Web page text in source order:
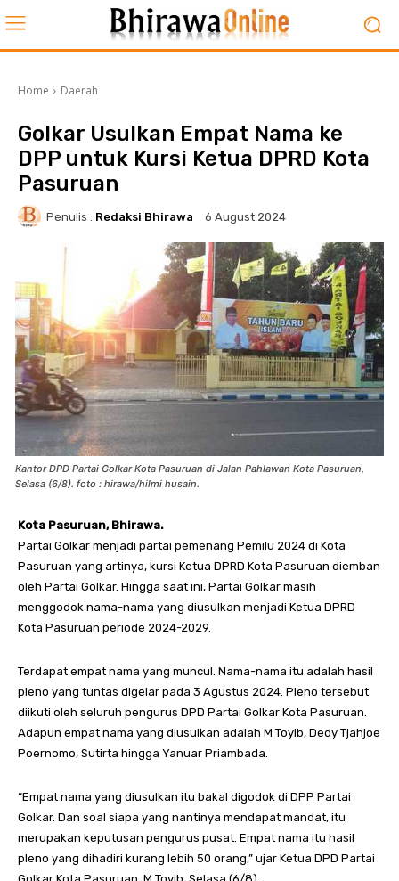
Home Daerah
Golkar Usulkan Empat Nama ke
DPP untuk Kursi Ketua DPRD Kota
Pasuruan
Penulis : Redaksi Bhirawa 6 August 2024
Kantor DPD Partai Golkar Kota Pasuruan di Jalan Pahlawan Kota Pasuruan,
Selasa (6/8). foto : hirawa/hilmi husain.
Kota Pasuruan, Bhirawa.
Partai Golkar menjadi partai pemenang Pemilu 2024 di Kota
Pasuruan yang artinya, kursi Ketua DPRD Kota Pasuruan diemban
oleh Partai Golkar. Hingga saat ini, Partai Golkar masih
menggodok nama-nama yang diusulkan menjadi Ketua DPRD
Kota Pasuruan periode 2024-2029.
Terdapat empat nama yang muncul. Nama-nama itu adalah hasil
pleno yang tuntas digelar pada 3 Agustus 2024. Pleno tersebut
diikuti oleh seluruh pengurus DPD Partai Golkar Kota Pasuruan.
Adapun empat nama yang diusulkan adalah M Toyib, Dedy Tjahjoe
Poernomo, Sutirta hingga Yanuar Priambada.
“Empat nama yang diusulkan itu bakal digodok di DPP Partai
Golkar. Dan soal siapa yang nantinya mendapat mandat, itu
merupakan keputusan pengurus pusat. Empat nama itu hasil
pleno yang dihadiri kurang lebih 50 orang,” ujar Ketua DPD Partai